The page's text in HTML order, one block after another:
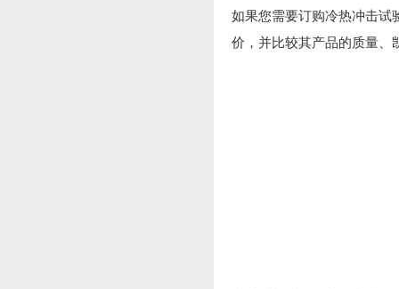
如果您需要订购冷热冲击试
价，并比较其产品的质量、